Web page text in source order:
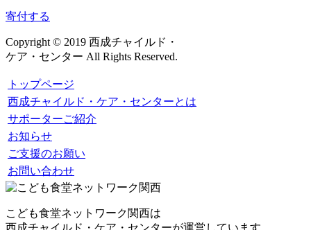
寄付する
Copyright © 2019 西成チャイルド・
ケア・センター All Rights Reserved.
トップページ
西成チャイルド・ケア・センターとは
サポーターご紹介
お知らせ
ご支援のお願い
お問い合わせ
こども食堂ネットワーク関西は
西成チャイルド・ケア・センターが運営しています